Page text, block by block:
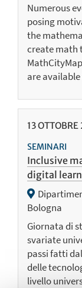
Numerous
posing
the
create math
are
13OTTOBRE
SEMINARI
Inclusive
digital
Bologna
Giornata di
svariate
passi fatti
delle
livello